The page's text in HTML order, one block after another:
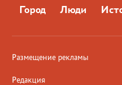
Город Люди
Размещение рекламы
Редакция